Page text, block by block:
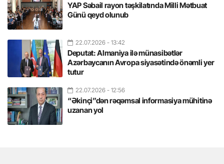
YAP Səbail rayon təşkilatında Milli Mətbuat
Günü qeyd olunub
22.07.2026 - 13:42
Deputat: Almaniya ilə münasibətlər
Azərbaycanın Avropa siyasətində önəmli yer
tutur
22.07.2026 - 12:56
“Əkinçi”dən rəqəmsal informasiya mühitinə
uzanan yol